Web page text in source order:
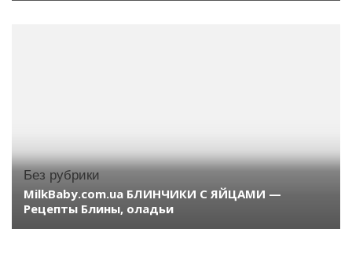
Без рубрики
MilkBaby.com.ua БЛИНЧИКИ С ЯЙЦАМИ —
Рецепты Блины, оладьи